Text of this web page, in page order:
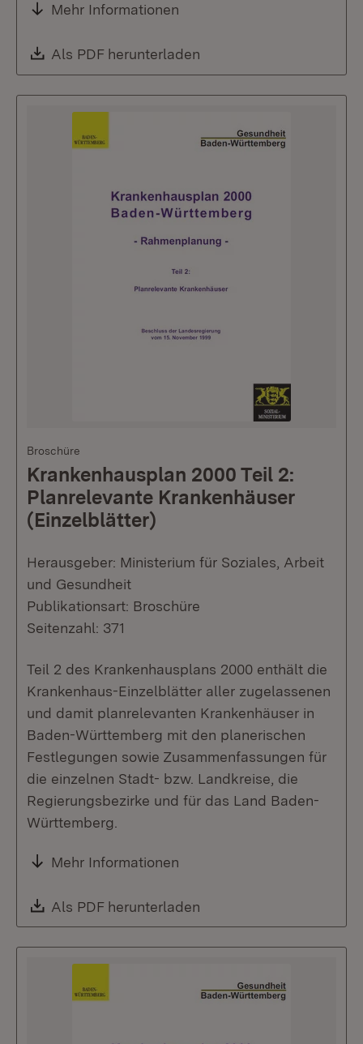
Mehr Informationen
Download:
Als PDF herunterladen
Broschüre
Krankenhausplan 2000 Teil 2:
Planrelevante Krankenhäuser
(Einzelblätter)
Herausgeber: Ministerium für Soziales, Arbeit
und Gesundheit
Publikationsart: Broschüre
Seitenzahl: 371
Teil 2 des Krankenhausplans 2000 enthält die
Krankenhaus-Einzelblätter aller zugelassenen
und damit planrelevanten Krankenhäuser in
Baden-Württemberg mit den planerischen
Festlegungen sowie Zusammenfassungen für
die einzelnen Stadt- bzw. Landkreise, die
Regierungsbezirke und für das Land Baden-
Württemberg.
Mehr Informationen
Download:
Als PDF herunterladen